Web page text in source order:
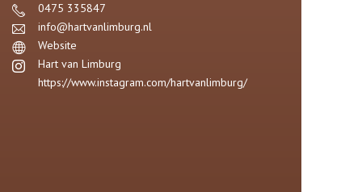
0475 335847
info@hartvanlimburg.nl
Website
Hart van Limburg
https://www.instagram.com/hartvanlimburg/